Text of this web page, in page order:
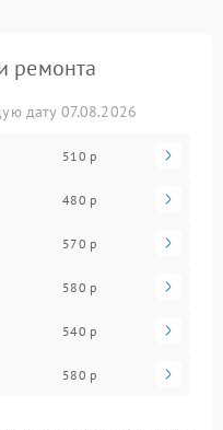
ремонта
дату 07.08.2026
510 р
480 р
570 р
580 р
540 р
580 р